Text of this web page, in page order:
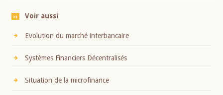
Voir aussi
Evolution du marché interbancaire
Systèmes Financiers Décentralisés
Situation de la microfinance